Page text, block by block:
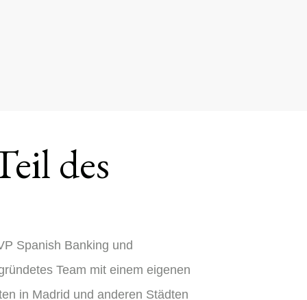
des
Spanish Banking und
Team mit einem eigenen
in Madrid und anderen Städten